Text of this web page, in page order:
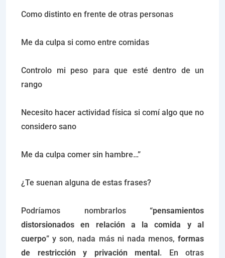
Como distinto en frente de otras personas
Me da culpa si como entre comidas
Controlo mi peso para que esté dentro de un
rango
Necesito hacer actividad física si comí algo que no
considero sano
Me da culpa comer sin hambre…”
¿Te suenan alguna de estas frases?
Podríamos nombrarlos “pensamientos
distorsionados en relación a la comida y al
cuerpo” y son, nada más ni nada menos, formas
de restricción y privación mental. En otras